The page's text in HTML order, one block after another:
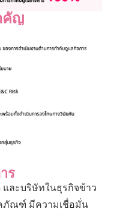
คัญ
ร
และบริษัทในธุรกิจข้าว
ภัณฑ์ มีความเชื่อมั่น